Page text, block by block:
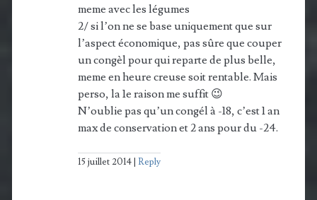
meme avec les légumes
2/ si l’on ne se base uniquement que sur
l’aspect économique, pas sûre que couper
un congèl pour qui reparte de plus belle,
meme en heure creuse soit rentable. Mais
perso, la 1e raison me suffit 😉
N’oublie pas qu’un congél à -18, c’est 1 an
max de conservation et 2 ans pour du -24.
15 juillet 2014 Reply